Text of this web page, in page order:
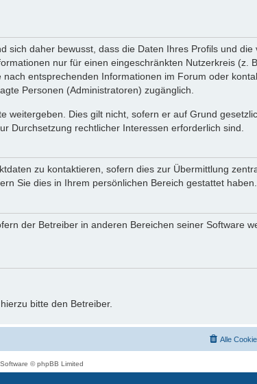
daher bewusst, dass die Daten Ihres Profils und
nur für einen eingeschränkten Nutzerkreis (z.
entsprechenden Informationen im Forum oder
Personen (Administratoren) zugänglich.
Dies gilt nicht, sofern er auf Grund
Durchsetzung rechtlicher Interessen erforderlich sind.
zu kontaktieren, sofern dies zur Übermittlung
Sie dies in Ihrem persönlichen Bereich gestattet haben.
der Betreiber in anderen Bereichen seiner Software
bitte den Betreiber.
Alle
© phpBB Limited